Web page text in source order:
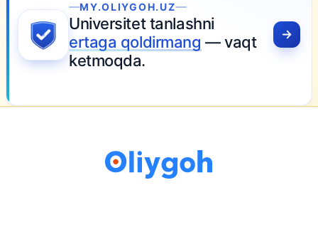
MY.OLIYGOH.UZ
Universitet tanlashni
ertaga qoldirmang — vaqt
ketmoqda.